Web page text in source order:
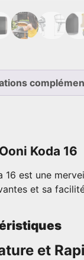
Koda 16
16 est une
et sa
et